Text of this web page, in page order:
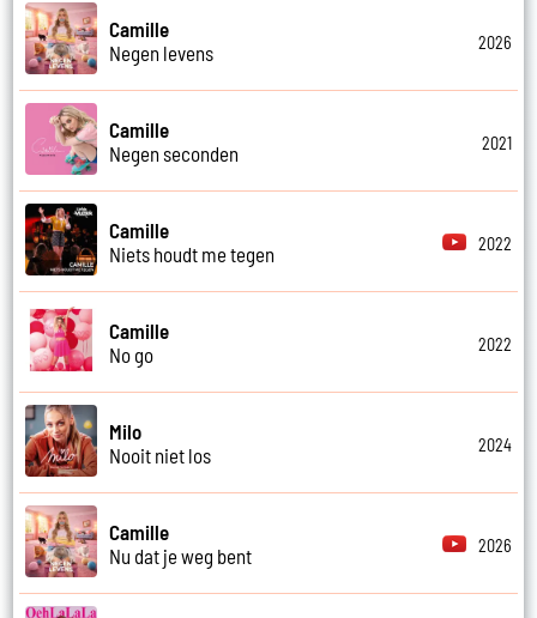
Camille
Negen levens
2026
Camille
Negen seconden
2021
Camille
Niets houdt me tegen
2022
Camille
No go
2022
Milo
Nooit niet los
2024
Camille
Nu dat je weg bent
2026